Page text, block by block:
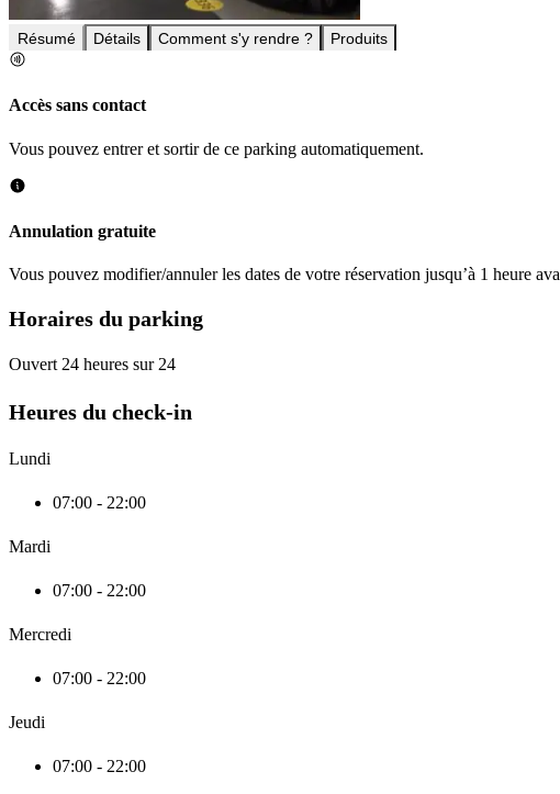
Résumé Détails Comment s'y rendre ? Produits
Accès sans contact
Vous pouvez entrer et sortir de ce parking automatiquement.
Annulation gratuite
Vous pouvez modifier/annuler les dates de votre réservation jusqu’à 1 heure
Horaires du parking
Ouvert 24 heures sur 24
Heures du check-in
Lundi
07:00 - 22:00
Mardi
07:00 - 22:00
Mercredi
07:00 - 22:00
Jeudi
07:00 - 22:00